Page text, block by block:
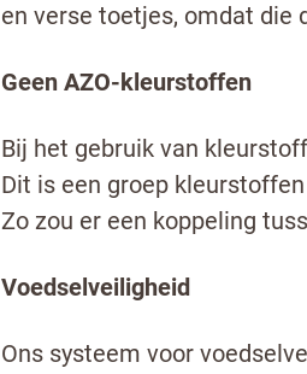
en verse toetjes, omdat die
Geen AZO-kleurstoffen
Bij het gebruik van
Dit is een groep
Zo zou er een koppeling
Voedselveiligheid
Ons systeem voor